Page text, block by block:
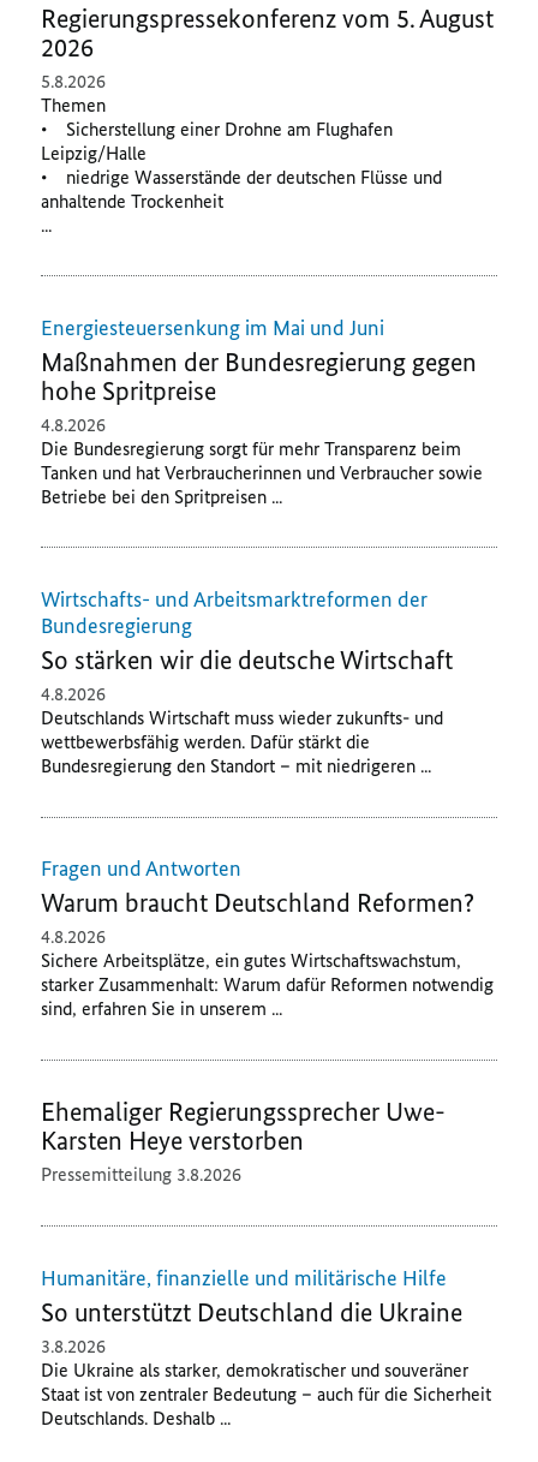
Regierungspressekonferenz vom 5. August
2026
5.8.2026
Themen
• Sicherstellung einer Drohne am Flughafen
Leipzig/Halle
• niedrige Wasserstände der deutschen Flüsse und
anhaltende Trockenheit
...
Energiesteuersenkung im Mai und Juni
Maßnahmen der Bundesregierung gegen
hohe Spritpreise
4.8.2026
Die Bundesregierung sorgt für mehr Transparenz beim
Tanken und hat Verbraucherinnen und Verbraucher sowie
Betriebe bei den Spritpreisen ...
Wirtschafts- und Arbeitsmarktreformen der
Bundesregierung
So stärken wir die deutsche Wirtschaft
4.8.2026
Deutschlands Wirtschaft muss wieder zukunfts- und
wettbewerbsfähig werden. Dafür stärkt die
Bundesregierung den Standort – mit niedrigeren ...
Fragen und Antworten
Warum braucht Deutschland Reformen?
4.8.2026
Sichere Arbeitsplätze, ein gutes Wirtschaftswachstum,
starker Zusammenhalt: Warum dafür Reformen notwendig
sind, erfahren Sie in unserem ...
Ehemaliger Regierungssprecher Uwe-
Karsten Heye verstorben
Pressemitteilung 3.8.2026
Humanitäre, finanzielle und militärische Hilfe
So unterstützt Deutschland die Ukraine
3.8.2026
Die Ukraine als starker, demokratischer und souveräner
Staat ist von zentraler Bedeutung – auch für die Sicherheit
Deutschlands. Deshalb ...